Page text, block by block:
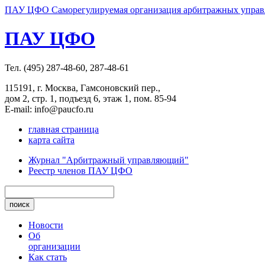
ПАУ ЦФО Саморегулируемая организация арбитражных
ПАУ ЦФО
Тел. (495) 287-48-60, 287-48-61
115191, г. Москва, Гамсоновский пер.,
дом 2, стр. 1, подъезд 6, этаж 1, пом. 85-94
E-mail: info@paucfo.ru
главная страница
карта сайта
Журнал "Арбитражный управляющий"
Реестр членов ПАУ ЦФО
Новости
Об
организации
Как стать